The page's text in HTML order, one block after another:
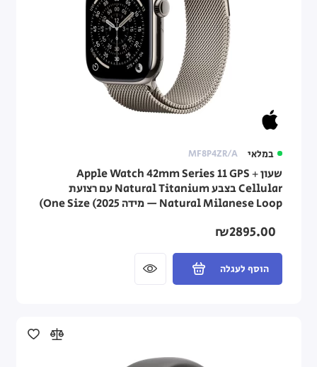
במלאי MF8P4ZR/A
שעון Apple Watch 42mm Series 11 GPS +
Cellular בצבע Natural Titanium עם רצועת
Natural Milanese Loop — מידה One Size (2025)
₪2895.00
הוסף לעגלה